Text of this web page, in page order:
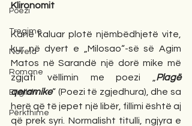
Poezi
Tregime
Novela
Romane
English
Përkthime
Klironomit
Kanë kaluar plotë njëmbëdhjetë vite,
kur në dyert e „Milosao“-së së Agim
Matos në Sarandë një dorë mike më
zgjati vëllimin me poezi „ Plagë
qeramike“ (Poezi të zgjedhura), dhe sa
herë që të jepet një libër, fillimi është aj
që prek syri. Normalisht titulli, ngjyra e